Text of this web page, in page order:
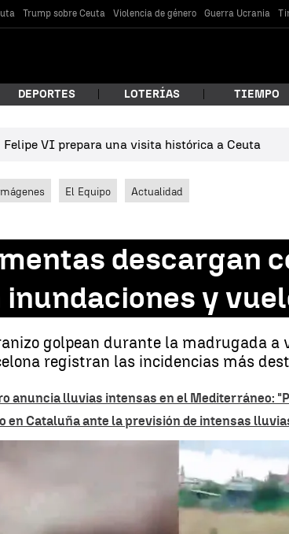
Trump sobre Ceuta Violencia de género Guerra Ucrania
¿Qué estás
DEPORTES LOTERÍAS TIEMPO
Felipe VI prepara una visita histórica a Ceuta
El Equipo Actualidad
descargan
inundaciones y
golpean durante la madrugada
registran las incidencias más
anuncia lluvias intensas en el Mediterráneo:
en Cataluña ante la previsión de intensas
Las tormentas